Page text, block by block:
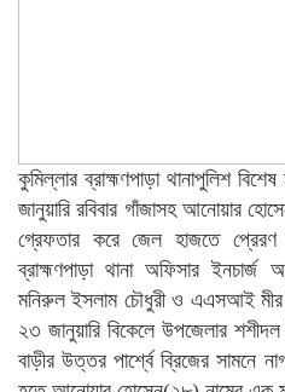
কুমিল্লার ব্রাহ্মণপাড়া থানাপুলিশ
জানুয়ারি রবিবার গাঁজাসহ আনোয়ার
গ্রেফতার করে জেল হাজতে প্রেরণ
ব্রাহ্মণপাড়া থানা অফিসার ইনচার্জ
মনিরুল ইসলাম চৌধুরী ও এএসআই মীর
২৩ জানুয়ারি বিকেলে উপজেলার
বাড়ীর উত্তর পার্শ্বে ব্রিজের সামনে